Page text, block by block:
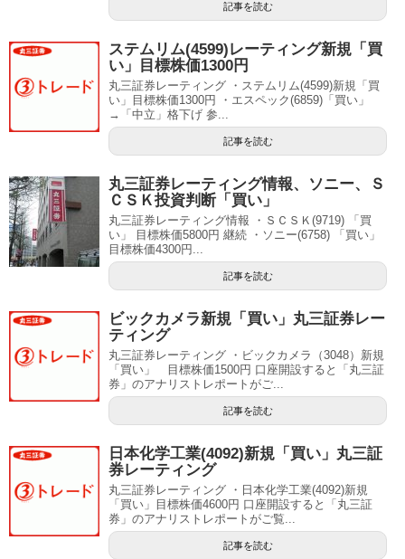
記事を読む
ステムリム(4599)レーティング新規「買
い」目標株価1300円
丸三証券レーティング ・ステムリム(4599)新規「買
い」目標株価1300円 ・エスペック(6859)「買い」
→「中立」格下げ 参...
記事を読む
丸三証券レーティング情報、ソニー、Ｓ
ＣＳＫ投資判断「買い」
丸三証券レーティング情報 ・ＳＣＳＫ(9719) 「買
い」 目標株価5800円 継続 ・ソニー(6758) 「買い」
目標株価4300円...
記事を読む
ビックカメラ新規「買い」丸三証券レー
ティング
丸三証券レーティング ・ビックカメラ（3048）新規
「買い」 目標株価1500円 口座開設すると「丸三証
券」のアナリストレポートがご...
記事を読む
日本化学工業(4092)新規「買い」丸三証
券レーティング
丸三証券レーティング ・日本化学工業(4092)新規
「買い」目標株価4600円 口座開設すると「丸三証
券」のアナリストレポートがご覧...
記事を読む